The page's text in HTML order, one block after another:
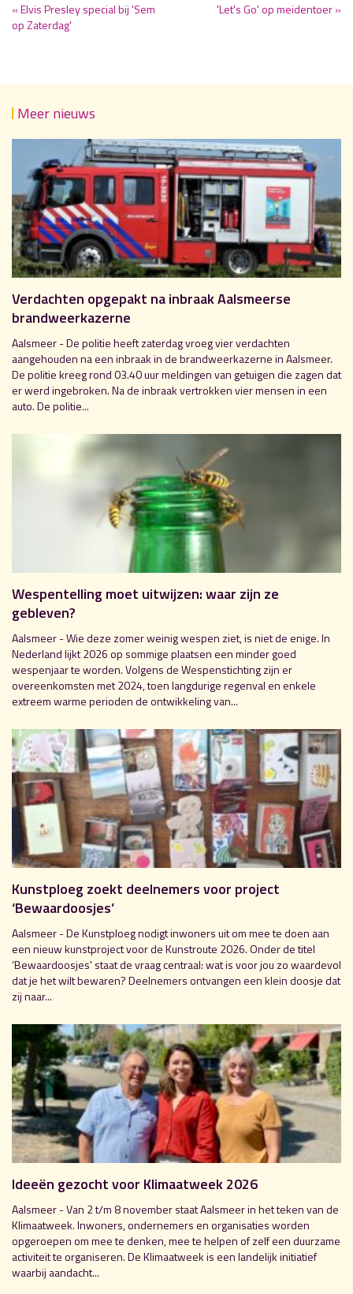
« Elvis Presley special bij 'Sem
op Zaterdag'
'Let's Go' op meidentoer »
Meer nieuws
Verdachten opgepakt na inbraak Aalsmeerse
brandweerkazerne
Aalsmeer - De politie heeft zaterdag vroeg vier verdachten
aangehouden na een inbraak in de brandweerkazerne in Aalsmeer.
De politie kreeg rond 03.40 uur meldingen van getuigen die zagen dat
er werd ingebroken. Na de inbraak vertrokken vier mensen in een
auto. De politie...
Wespentelling moet uitwijzen: waar zijn ze
gebleven?
Aalsmeer - Wie deze zomer weinig wespen ziet, is niet de enige. In
Nederland lijkt 2026 op sommige plaatsen een minder goed
wespenjaar te worden. Volgens de Wespenstichting zijn er
overeenkomsten met 2024, toen langdurige regenval en enkele
extreem warme perioden de ontwikkeling van...
Kunstploeg zoekt deelnemers voor project
‘Bewaardoosjes’
Aalsmeer - De Kunstploeg nodigt inwoners uit om mee te doen aan
een nieuw kunstproject voor de Kunstroute 2026. Onder de titel
‘Bewaardoosjes' staat de vraag centraal: wat is voor jou zo waardevol
dat je het wilt bewaren? Deelnemers ontvangen een klein doosje dat
zij naar...
Ideeën gezocht voor Klimaatweek 2026
Aalsmeer - Van 2 t/m 8 november staat Aalsmeer in het teken van de
Klimaatweek. Inwoners, ondernemers en organisaties worden
opgeroepen om mee te denken, mee te helpen of zelf een duurzame
activiteit te organiseren. De Klimaatweek is een landelijk initiatief
waarbij aandacht...